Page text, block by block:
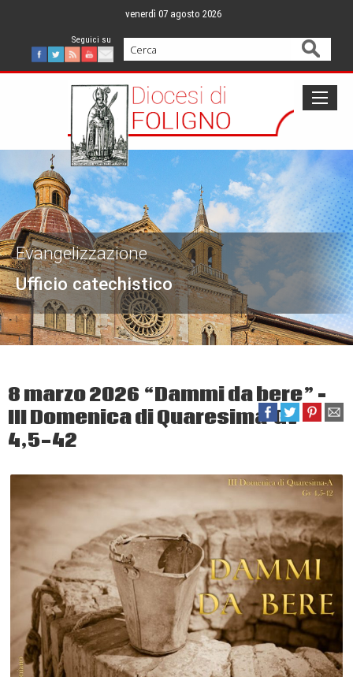
content
venerdì 07 agosto 2026
Facebook
Twitter
FeedYoutube
Mail
Cerca
Ufficio catechistico
Evangelizzazione
8 marzo 2026 “Dammi da bere” –
III Domenica di Quaresima Gv
4,5-42